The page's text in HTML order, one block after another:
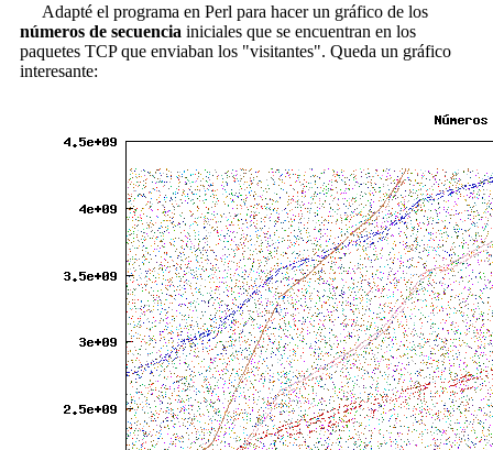
Adapté el programa en Perl para hacer un gráfico de los
números de secuencia iniciales que se encuentran en los
paquetes TCP que enviaban los "visitantes". Queda un gráfico
interesante: